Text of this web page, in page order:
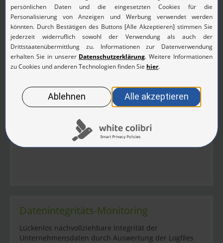
Log-Forensik
Archivierte Log-Files für forensische Untersuchungen
oder Root-Cause-Analysen nutzen
Datenintegritäts-Monitoring
Lückenlos nachvollziehbare Integrität der
Unternehmensdaten durch Auswertung der Logfiles